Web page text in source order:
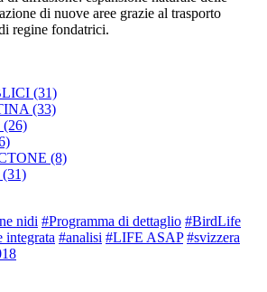
di nuove aree grazie al trasporto
regine fondatrici.
(31)
(33)
(26)
(8)
(31)
nidi #Programma di dettaglio #BirdLife
integrata #analisi #LIFE ASAP #svizzera